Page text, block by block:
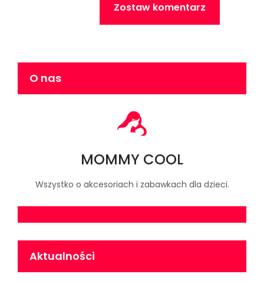
Zostaw komentarz
O nas
MOMMY COOL
Wszystko o akcesoriach i zabawkach dla dzieci.
Aktualności